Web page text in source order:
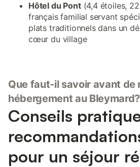
Hôtel du Pont(4,4 étoiles,
français familial servant
plats traditionnels dans un
cœur du village
Que faut-il savoir avant de
hébergement au Bleymard?
Conseils
pour un séjour